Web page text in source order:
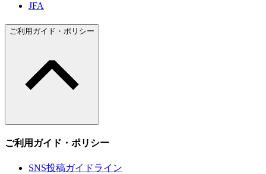
JFA
ご利用ガイド・ポリシー
ご利用ガイド・ポリシー
SNS投稿ガイドライン